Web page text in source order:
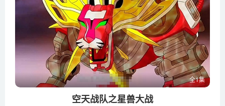
全1集
空天战队之星兽大战